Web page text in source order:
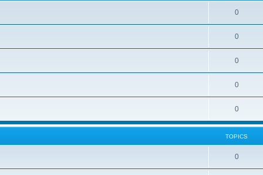
0
0
0
0
0
TOPICS
0